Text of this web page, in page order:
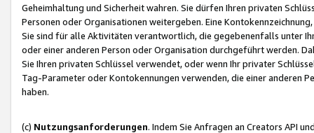
Geheimhaltung und Sicherheit wahren. Sie dürfen Ihren privaten
Personen oder Organisationen weitergeben. Eine
Sie sind für alle Aktivitäten verantwortlich, die gegebenenfalls unter
oder einer anderen Person oder Organisation durchgeführt werden.
Sie Ihren privaten Schlüssel verwendet, oder wenn Ihr privater
Tag-Parameter oder Kontokennungen verwenden, die einer anderen
haben.
(c) Nutzungsanforderungen. Indem Sie Anfragen an Creators API